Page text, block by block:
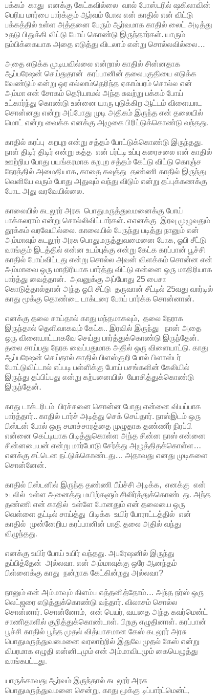
பக்கம் காது எனக்கு கேட்கவில்லை வால் போஸ்டரில் ஷகிலாவின்
பெரிய மார்பை பார்க்கும் ஆர்வம் போல என் காதில் என் விட்டு
பக்கத்தில் உள்ள அத்தனை பேரும் ஆர்வமாக காதில் லைட் அடித்து
உதடு பிதுக்கி விட்டு போய் கொண்டு இருந்தார்கள். யாரும்
நம்பிக்கையாக அதை எடுத்து விடலாம் என்று சொல்லவில்லை…
அதை எடுக்க முடியவில்லை என்றால் காதில் சின்னதாக
ஆப்பரேஷன் செய்துதான் கரப்பானின் தலைபகுதியை எடுக்க
வேண்டும் என்று ஒர எல்லாம்தெரிந்த ஏகாம்பரம் சொல்ல என்
அம்மா என் சோகம் தெரியாமல் அந்த சுவற்று பக்கம் போய்
உட்கார்ந்து கொண்டு உன்னை யாரு புடுக்கிற ஆட்டம் விளையாட
சொன்னது என்று அப்போது முடி அதிகம் இருந்த என் தலையில்
மொட் என்று வைக்க எனக்கு அழுகை பிரிட்டுக்கொண்டு வந்தது.
காதில் கரப்பு கறபுற என்று சத்தம் போட்டுக்கொண்டு இருந்தது.
நாள் திடிர் திடிர் என்று கத்த என் பர்ட்டி உப்பு கரைசலை என் காதில்
ஊற்றிய போது பயங்கரமாக கறபுற சத்தம் கேட்டு விட்டு கொஞ்ச
நேரத்தில் அமைதியாக, காதை கவுத்து தண்ணி காதில் இருந்து
வெளியே வரும் போது அதுவும் வந்து விடும் என்று தப்புக்கணக்கு
போட அது வரவேயில்லை.
காலையில் கடலூர் அரசு பொதுமருத்துவமனைக்கு போய்
பாக்கலராம் என்று சொல்லிவிட்டார்கள். எஎனக்கு இரவு முழுவதும்
தூக்கம் வரவேயில்லை. காலையில் பேருந்து படித்து நானும் என்
அம்மாவும் கடலூர் அரசு பொதுமருத்துவமைனை போக, ஓபி சீட்டு
வாங்கும் இடத்தில் என்ன உடம்புக்கு என்று கேட்க கரப்பான் பூச்சி
காதில் போய்விட்டது என்று சொல்ல அவன் விளக்கம் சொன்ன என்
அம்மாவை ஒரு மாதிரியாக பார்த்து விட்டு என்னை ஒரு மாதிரியாக
பார்த்து வைத்தான். அவனுக்கு அப்போது 25 பைசா
கொடுத்தால்தான் அந்த ஓபி சீட்டு தருவான் சீட்டில் 25வது வார்டில்
காது மூக்கு தொண்டை டாக்டரை போய் பார்க்க சொன்னான்.
எனக்கு தலை சாய்தால் காது மந்தமாகவும், தலை நேராக
இருந்தால் தெளிவாகவும் கேட்க.. இரவில் இருந்து நான் அதை
ஒரு விளையாட்டாகவே செய்து பார்த்துக்கொண்டு இருந்தேன்.
தலை சாய்பது நேரக வைப்பதுமாக அதில் ஒரு விளையாட்டு. காது
ஆப்பரேஷன் செய்தால் காதில் பிளஸ்குறி போல் பிளாஸ்டர்
போட்டுவிட்டால் எப்படி பள்ளிக்கு போய் பசங்களின் கேலியில்
இருந்து தப்பிப்பது என்று கற்பனையில் யோசித்துக்கொண்டு
இருந்தேன்.
காது டாக்டரிடம் பிரச்சனை சொன்ன போது என்னை வியப்பாக
பார்த்தார்.. காதில் டார்ச் அடித்து செக் செய்தார். நாஸ்இடம் ஒரு
பிஸ்டன் போல் ஒரு சமாச்சாரத்தை முழுதாக தண்ணீர் நிரப்பி
என்னை கெட்டியாக பிடித்துகொள்ள அந்த சின்ன நாஸ் என்னை
சின்னபையன் என்று மார்போடு சேர்த்து அழுத்திதக்கொள்ள…
எனக்கு சட்டென நட்டுக்கொண்டது… அதாவது எனது முடிகளை
சொன்னேன்.
காதில் பிஸ்டனில் இருந்த தண்ணி பீய்ச்சி அடிக்க, எனக்கு என்
உடலில் உள்ள அனைத்து மயிற்களும் சிலிர்த்துக்கொண்டது. அந்த
தண்ணி என் காதில் உள்ளே போனதும் என் தலையை ஒரு
வெள்ளை தட்டில் சாய்த்து பிடிக்க உயிர் போராட்டத்தில் என்
காதில் முன்னேறிய கரப்பானின் பாதி தலை அதில் வந்து
விழுந்தது.
எனக்கு உயிர் போய் உயிர் வந்தது. அபரேஷனில் இருந்து
தப்பித்தேன் அல்லவா. என் அம்மாவுக்கு ஒரே ஆனந்தம்
பிள்ளைக்கு காது நன்றாக கேட்கின்றது அல்லவா?
நானும் என் அம்மாவும் கிளம்ப எத்தனித்தோம்… அந்த நர்ஸ் ஒரு
லெட்ஜரை எடுத்துக்கொண்டு வந்தார். விலாசம் சொல்ல
சொன்னார். சொன்னோம், என் பெயர், வயதை அந்த கவர்மென்ட்
சாணிதாளில் குறித்துக்கொண்டாள். பிறகு எழுதினாள். கரப்பான்
பூச்சி காதில் பூந்த முதல் வித்யாசமான கேஸ் கடலூர் அரசு
பொதுமருத்துவமைனை வரலாற்றில் இதுவே முதல் கேஸ் என்று
விபரமாக எழுதி என்னிடமும் என் அம்மாவிடமும் கையெழுத்து
வாங்கபட்டது.
யாருக்காவது ஆர்வம் இருந்தால் கடலூர் அரசு
பொதுமருத்துவமனை சென்று, காது மூக்கு டிப்பார்ட்மென்ட்,